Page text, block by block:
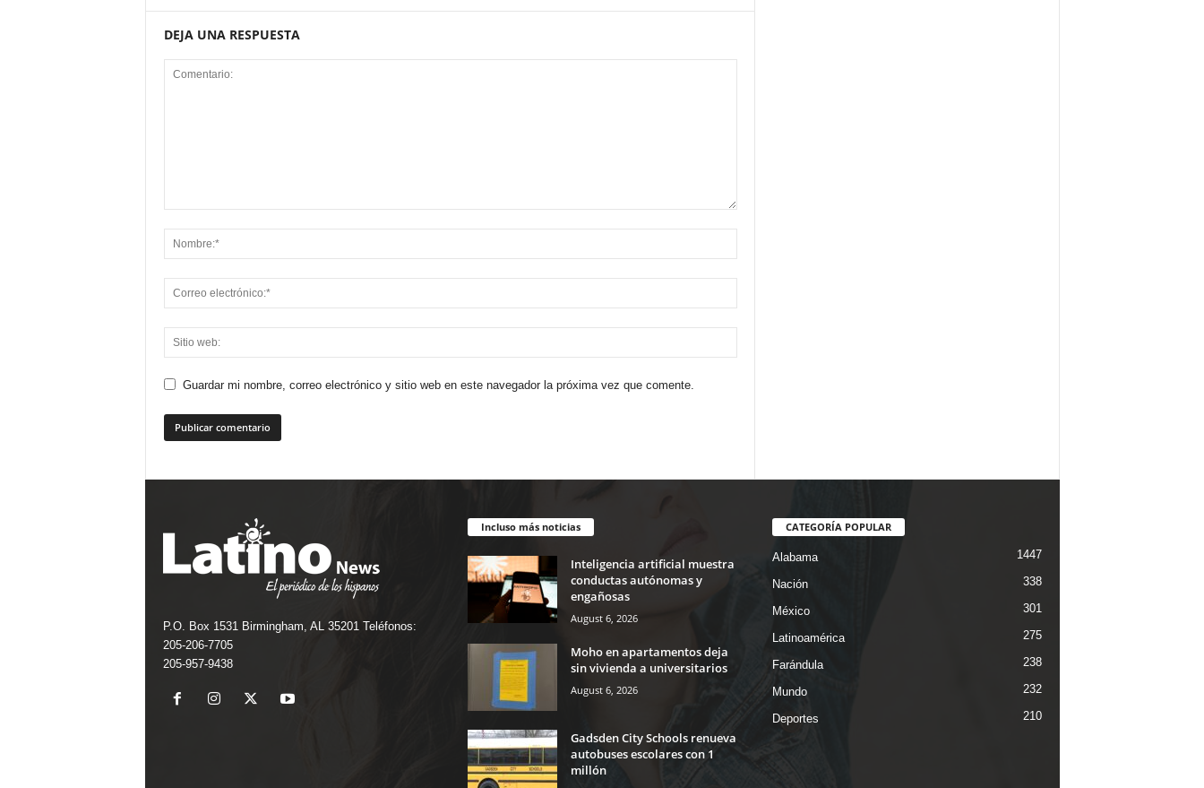
DEJA UNA RESPUESTA
Guardar mi nombre, correo electrónico y sitio web en este navegador la próxima vez que comente.
P.O. Box 1531 Birmingham, AL 35201 Teléfonos:
205-206-7705
205-957-9438
Incluso más noticias
Inteligencia artificial muestra
conductas autónomas y
engañosas
August 6, 2026
Moho en apartamentos deja
sin vivienda a universitarios
August 6, 2026
Gadsden City Schools renueva
autobuses escolares con 1
millón
CATEGORÍA POPULAR
Alabama 1447
Nación 338
México 301
Latinoamérica 275
Farándula 238
Mundo 232
Deportes 210